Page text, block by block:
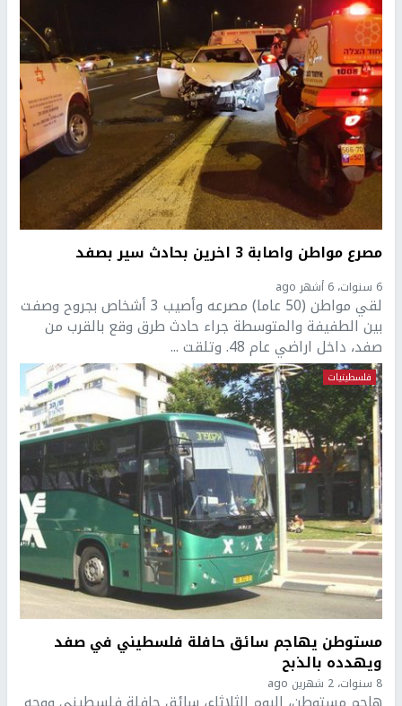
مصرع مواطن واصابة 3 اخرين بحادث سير بصفد
6 سنوات، 6 أشهر ago
لقي مواطن (50 عاما) مصرعه وأصيب 3 أشخاص بجروح وصفت
بين الطفيفة والمتوسطة جراء حادث طرق وقع بالقرب من
صفد، داخل اراضي عام 48. وتلقت ...
فلسطينيات
مستوطن يهاجم سائق حافلة فلسطيني في صفد
ويهدده بالذبح
8 سنوات، 2 شهرين ago